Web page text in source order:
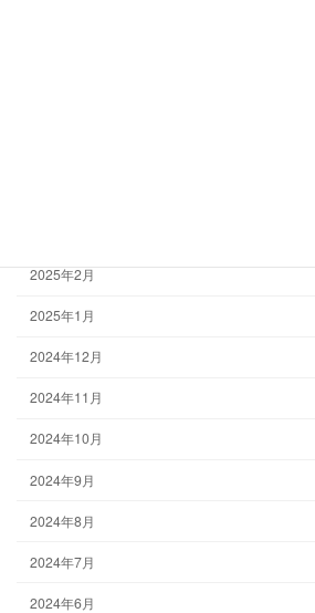
2025年2月
2025年1月
2024年12月
2024年11月
2024年10月
2024年9月
2024年8月
2024年7月
2024年6月